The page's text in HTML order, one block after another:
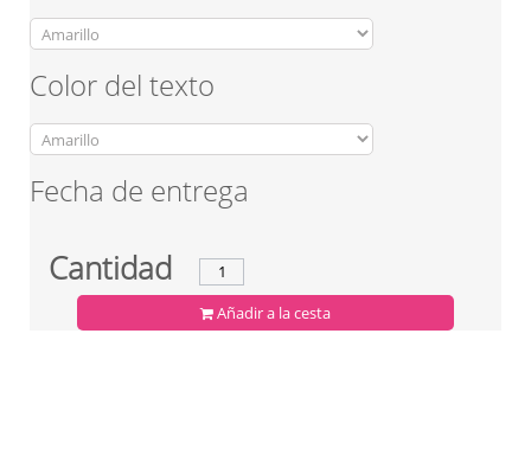
Color del texto
Fecha de entrega
Cantidad
Añadir a la cesta